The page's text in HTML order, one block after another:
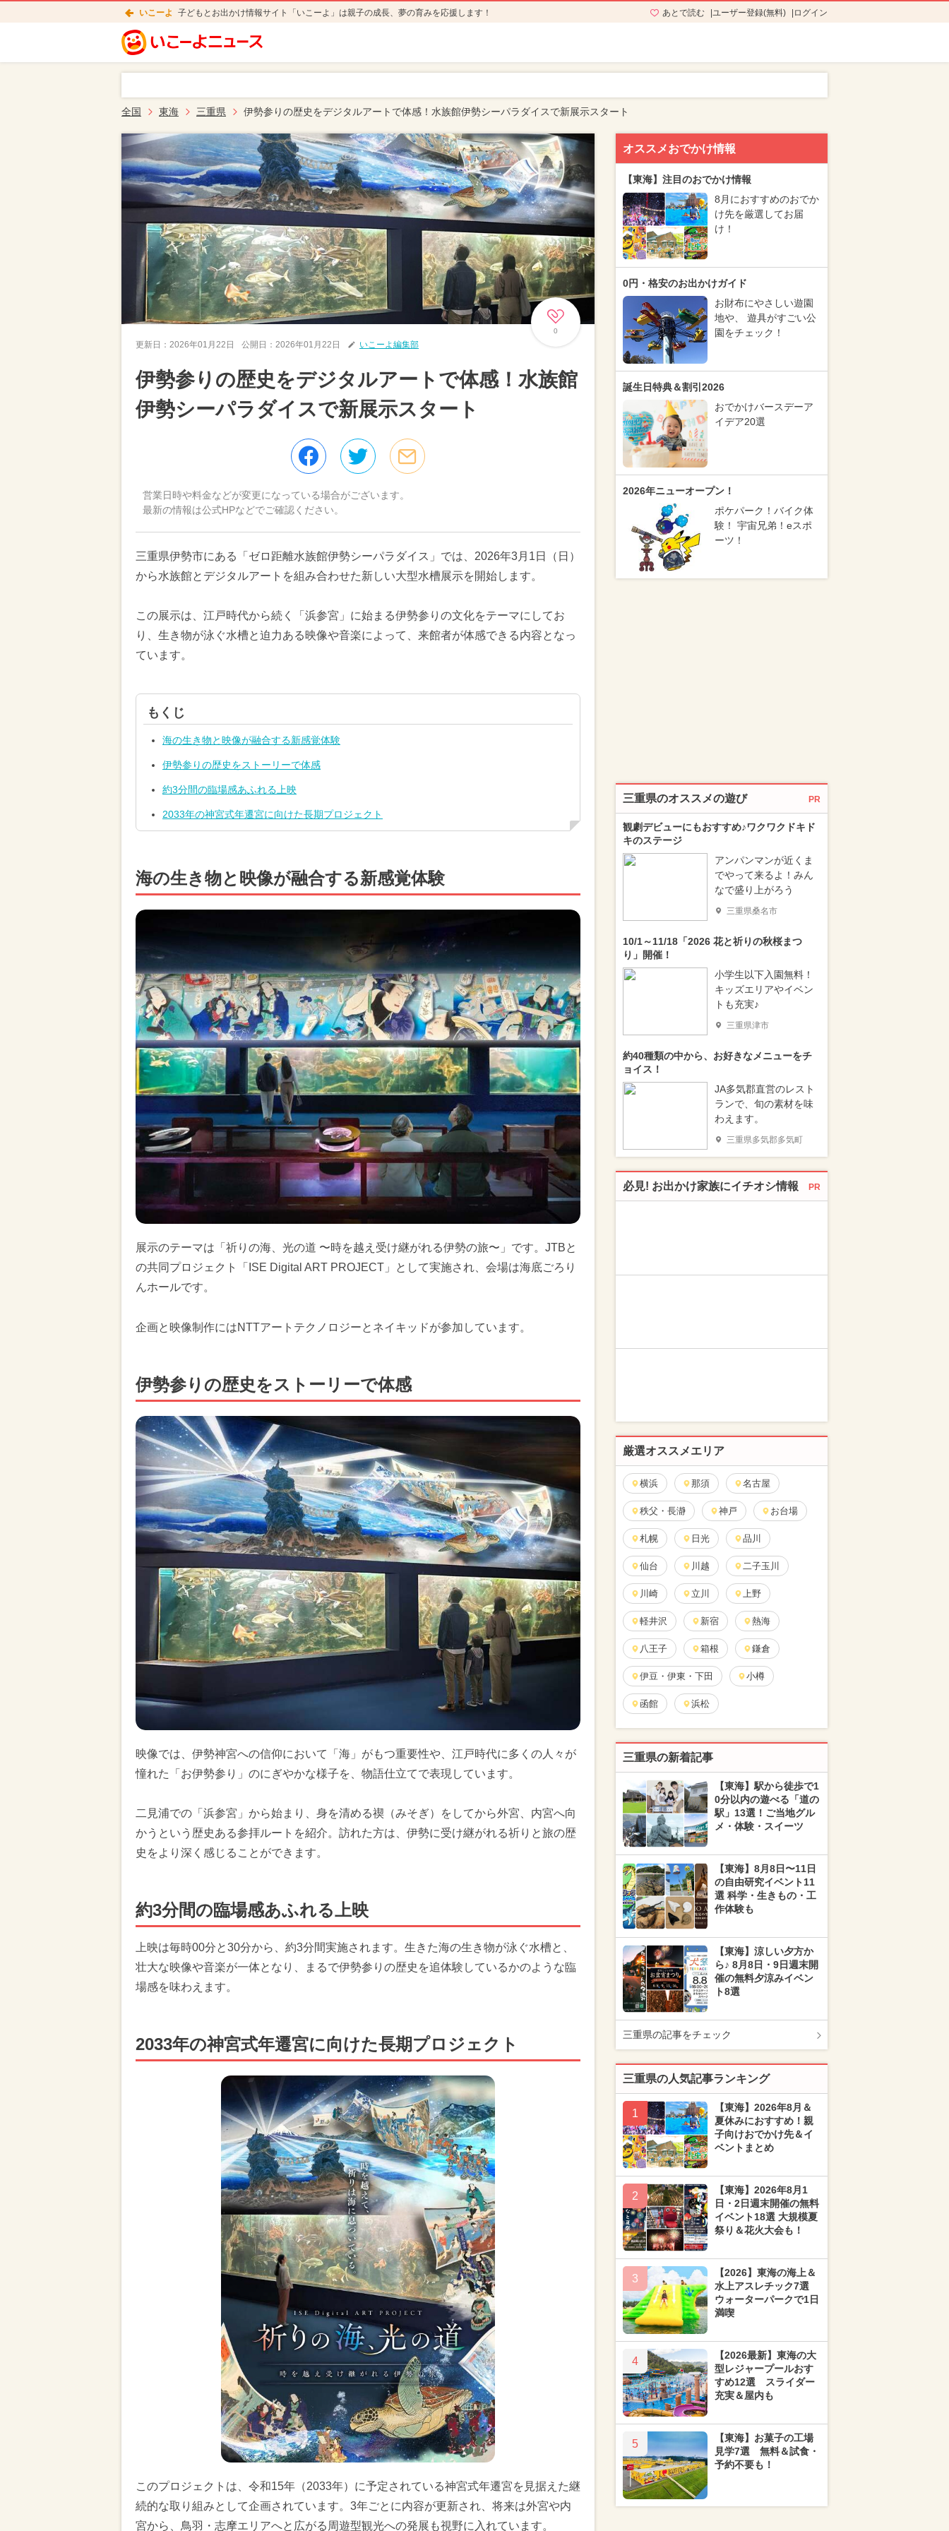
いこーよ 子どもとお出かけ情報サイト「いこーよ」は親子の成長、夢の育みを応援します！ あとで読む ユーザー登録(無料) ログイン
全国 東海 三重県 伊勢参りの歴史をデジタルアートで体感！水族館伊勢シーパラダイスで新展示スタート
0
更新日： 2026年01月22日 公開日： 2026年01月22日 いこーよ編集部
伊勢参りの歴史をデジタルアートで体感！水族館
伊勢シーパラダイスで新展示スタート
営業日時や料金などが変更になっている場合がございます。
最新の情報は公式HPなどでご確認ください。
三重県伊勢市にある「ゼロ距離水族館伊勢シーパラダイス」では、2026年3月1日（日）
から水族館とデジタルアートを組み合わせた新しい大型水槽展示を開始します。
この展示は、江戸時代から続く「浜参宮」に始まる伊勢参りの文化をテーマにしてお
り、生き物が泳ぐ水槽と迫力ある映像や音楽によって、来館者が体感できる内容となっ
ています。
もくじ
海の生き物と映像が融合する新感覚体験
伊勢参りの歴史をストーリーで体感
約3分間の臨場感あふれる上映
2033年の神宮式年遷宮に向けた長期プロジェクト
海の生き物と映像が融合する新感覚体験
展示のテーマは「祈りの海、光の道 〜時を越え受け継がれる伊勢の旅〜」です。JTBと
の共同プロジェクト「ISE Digital ART PROJECT」として実施され、会場は海底ごろり
んホールです。
企画と映像制作にはNTTアートテクノロジーとネイキッドが参加しています。
伊勢参りの歴史をストーリーで体感
映像では、伊勢神宮への信仰において「海」がもつ重要性や、江戸時代に多くの人々が
憧れた「お伊勢参り」のにぎやかな様子を、物語仕立てで表現しています。
二見浦での「浜参宮」から始まり、身を清める禊（みそぎ）をしてから外宮、内宮へ向
かうという歴史ある参拝ルートを紹介。訪れた方は、伊勢に受け継がれる祈りと旅の歴
史をより深く感じることができます。
約3分間の臨場感あふれる上映
上映は毎時00分と30分から、約3分間実施されます。生きた海の生き物が泳ぐ水槽と、
壮大な映像や音楽が一体となり、まるで伊勢参りの歴史を追体験しているかのような臨
場感を味わえます。
2033年の神宮式年遷宮に向けた長期プロジェクト
このプロジェクトは、令和15年（2033年）に予定されている神宮式年遷宮を見据えた継
続的な取り組みとして企画されています。3年ごとに内容が更新され、将来は外宮や内
宮から、鳥羽・志摩エリアへと広がる周遊型観光への発展も視野に入れています。
オススメおでかけ情報
【東海】注目のおでかけ情報
8月におすすめのおでか
け先を厳選してお届
け！
0円・格安のお出かけガイド
お財布にやさしい遊園
地や、 遊具がすごい公
園をチェック！
誕生日特典＆割引2026
おでかけバースデーア
イデア20選
2026年ニューオープン！
ポケパーク！バイク体
験！ 宇宙兄弟！eスポ
ーツ！
三重県のオススメの遊び PR
観劇デビューにもおすすめ♪ワクワクドキド
キのステージ
アンパンマンが近くま
でやって来るよ！みん
なで盛り上がろう
三重県桑名市
10/1～11/18「2026 花と祈りの秋桜まつ
り」開催！
小学生以下入園無料！
キッズエリアやイベン
トも充実♪
三重県津市
約40種類の中から、お好きなメニューをチ
ョイス！
JA多気郡直営のレスト
ランで、旬の素材を味
わえます。
三重県多気郡多気町
必見! お出かけ家族にイチオシ情報 PR
厳選オススメエリア
横浜 那須 名古屋
秩父・長瀞 神戸 お台場
札幌 日光 品川
仙台 川越 二子玉川
川崎 立川 上野
軽井沢 新宿 熱海
八王子 箱根 鎌倉
伊豆・伊東・下田 小樽
函館 浜松
三重県の新着記事
【東海】駅から徒歩で1
0分以内の遊べる「道の
駅」13選！ご当地グル
メ・体験・スイーツ
【東海】8月8日〜11日
の自由研究イベント11
選 科学・生きもの・工
作体験も
【東海】涼しい夕方か
ら♪ 8月8日・9日週末開
催の無料夕涼みイベン
ト8選
三重県の記事をチェック
三重県の人気記事ランキング
1
【東海】2026年8月＆
夏休みにおすすめ！親
子向けおでかけ先＆イ
ベントまとめ
2
【東海】2026年8月1
日・2日週末開催の無料
イベント18選 大規模夏
祭り＆花火大会も！
3
【2026】東海の海上＆
水上アスレチック7選
ウォーターパークで1日
満喫
4
【2026最新】東海の大
型レジャープールおす
すめ12選 スライダー
充実＆屋内も
5
【東海】お菓子の工場
見学7選 無料＆試食・
予約不要も！